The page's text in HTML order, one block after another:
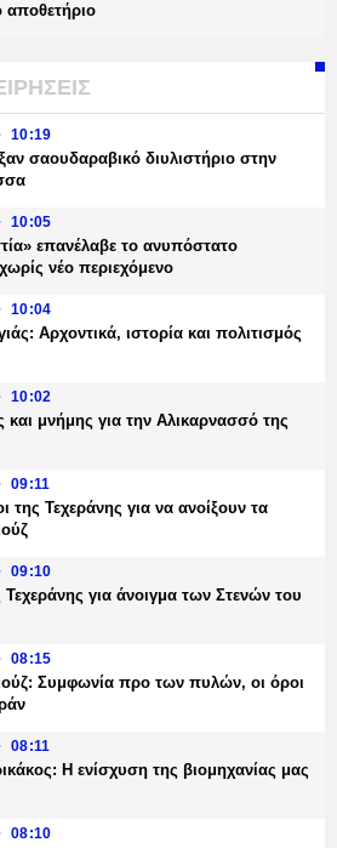
αποθετήριο
10:19
σαουδαραβικό διυλιστήριο στην
10:05
επανέλαβε το ανυπόστατο
νέο περιεχόμενο
10:04
Αρχοντικά, ιστορία και πολιτισμός
10:02
και μνήμης για την Αλικαρνασσό της
09:11
της Τεχεράνης για να ανοίξουν τα
09:10
Τεχεράνης για άνοιγμα των Στενών του
08:15
Συμφωνία προ των πυλών, οι όροι
08:11
Η ενίσχυση της βιομηχανίας μας
08:10